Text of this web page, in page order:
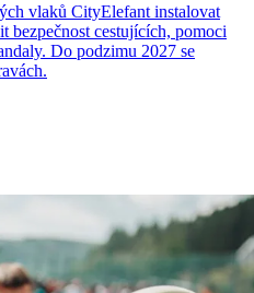
vlaků CityElefant instalovat
bezpečnost cestujících, pomoci
Do podzimu 2027 se